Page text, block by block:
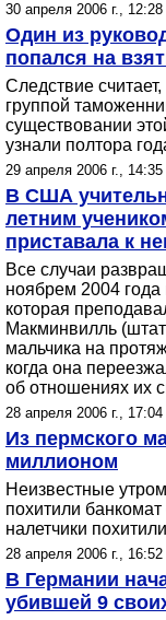
30 апреля 2006 г., 12:28
Один из
попался на
Следствие
группой
существовании
узнали полтора
29 апреля 2006 г., 14:35
В США
летним
приставала к
Все случаи
ноябрем 2004
которая
Макминвилль
мальчика на
когда она
об отношениях их
28 апреля 2006 г., 17:04
Из пермского
миллионом
Неизвестные
похитили
налетчики
28 апреля 2006 г., 16:52
В Германии
убившей 9